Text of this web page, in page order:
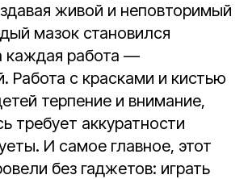
живой и неповторимый
мазок становился
каждая работа —
Работа с красками и кистью
терпение и внимание,
требует аккуратности
И самое главное, этот
без гаджетов: играть